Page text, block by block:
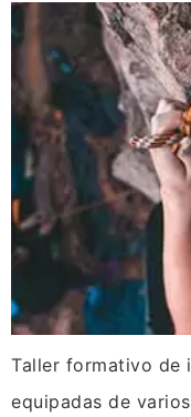
Taller formativo de
equipadas de